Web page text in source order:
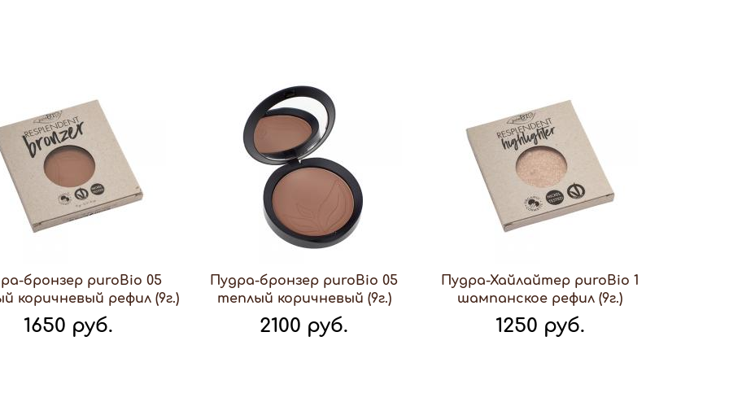
бронзер puroBio 05
коричневый рефил (9г.)
1650 руб.
Пудра-бронзер puroBio 05
теплый коричневый (9г.)
2100 руб.
Пудра-Хайлайтер puroBio 1
шампанское рефил (9г.)
1250 руб.